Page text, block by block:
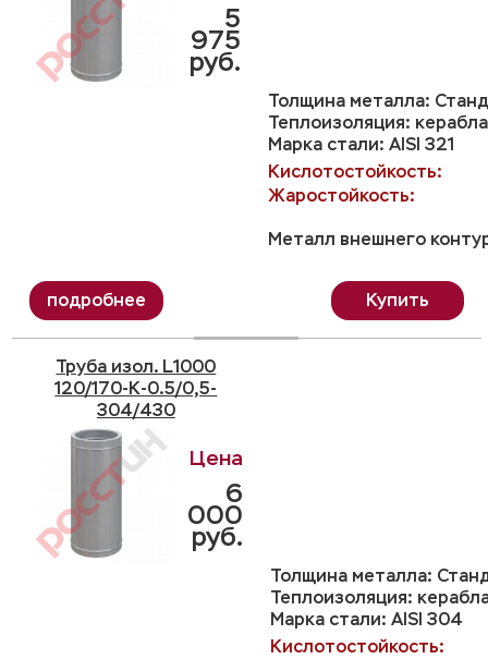
Толщина металла:
Теплоизоляция:
Марка стали: AISI 321
Кислотостойкость:
Жаростойкость:
Металл внешнего
5
975
руб.
Купить
Труба изол. L1000
120/170-K-0.5/0,5-
304/430
Толщина металла:
Теплоизоляция:
Марка стали: AISI 304
Кислотостойкость:
6
000
руб.